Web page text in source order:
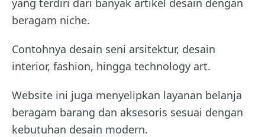
yang terdiri dari banyak artikel desain dengan
beragam niche.
Contohnya desain seni arsitektur, desain
interior, fashion, hingga technology art.
Website ini juga menyelipkan layanan belanja
beragam barang dan aksesoris sesuai dengan
kebutuhan desain modern.